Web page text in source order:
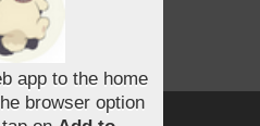
Facebook
app to the home
browser option